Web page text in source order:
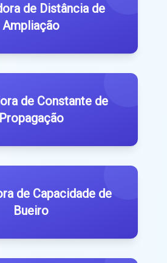
de Distância de
Ampliação
de Constante de
Propagação
de Capacidade de
Bueiro